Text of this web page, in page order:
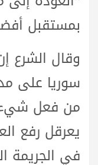
بمستقبل
وقال الشرع
من فعل
يعرقل رفع
في الجريمة